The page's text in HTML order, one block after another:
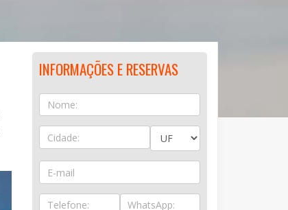
INFORMAÇÕES E RESERVAS